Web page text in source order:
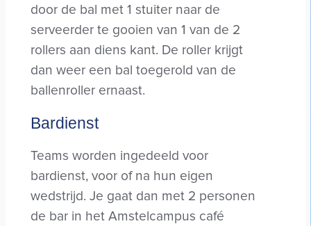
door de bal met 1 stuiter naar de
serveerder te gooien van 1 van de 2
rollers aan diens kant. De roller krijgt
dan weer een bal toegerold van de
ballenroller ernaast.
Bardienst
Teams worden ingedeeld voor
bardienst, voor of na hun eigen
wedstrijd. Je gaat dan met 2 personen
de bar in het Amstelcampus café